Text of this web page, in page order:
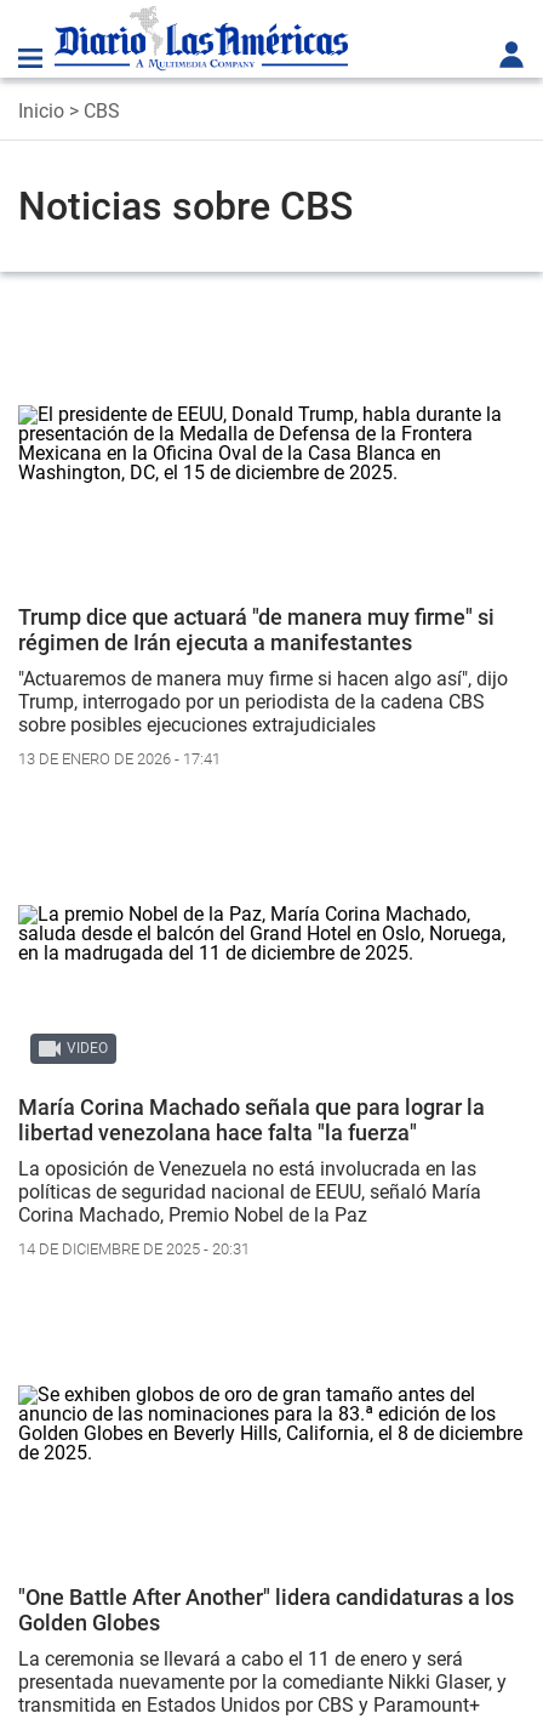
Inicio > CBS
Noticias sobre CBS
Trump dice que actuará "de manera muy firme" si
régimen de Irán ejecuta a manifestantes
"Actuaremos de manera muy firme si hacen algo así", dijo
Trump, interrogado por un periodista de la cadena CBS
sobre posibles ejecuciones extrajudiciales
13 DE ENERO DE 2026 - 17:41
VIDEO
María Corina Machado señala que para lograr la
libertad venezolana hace falta "la fuerza"
La oposición de Venezuela no está involucrada en las
políticas de seguridad nacional de EEUU, señaló María
Corina Machado, Premio Nobel de la Paz
14 DE DICIEMBRE DE 2025 - 20:31
"One Battle After Another" lidera candidaturas a los
Golden Globes
La ceremonia se llevará a cabo el 11 de enero y será
presentada nuevamente por la comediante Nikki Glaser, y
transmitida en Estados Unidos por CBS y Paramount+